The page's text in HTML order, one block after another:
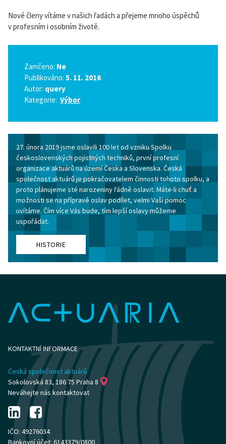
Nové členy vítáme v našich řadách a přejeme mnoho úspěchů
v profesním i osobním životě.
Zamčeno: Ne
Publikováno: 5. 11. 2016
Autor: query
Kategorie: Výbor
27. února 2019 jsme oslavili 100 let od vzniku Spolku
československých pojistných techniků, první profesní
organizace aktuárů na území Česka a Slovenska. Česká
společnost aktuárů je pokračovatelem činnosti tohoto spolku, a
proto plánujeme sté narozeniny řádně oslavit. Máte-li chuť a
možnosti se na přípravě oslav podílet, velmi Vaši pomoc
uvítáme. Čím více Vás bude, tím lepší oslavy můžeme
uspořádat.
HISTORIE
KONTAKTNÍ INFORMACE
Česká společnost aktuárů
Sokolovská 83, 186 75 Praha 8
Neváhejte nás kontaktovat
IČO: 49276034
Bankovní účet: 6143379/0800